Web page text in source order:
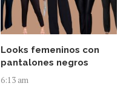
Looks femeninos con
pantalones negros
6:13 am